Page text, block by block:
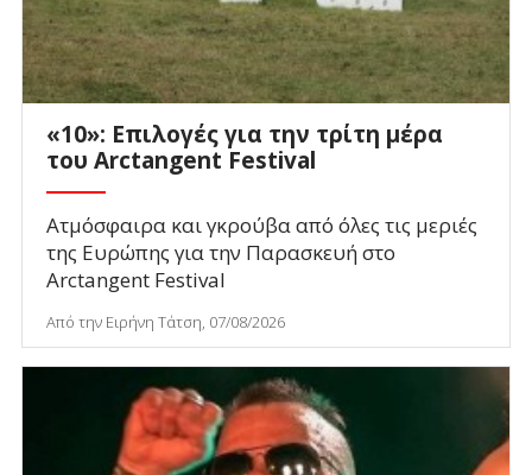
«10»: Επιλογές για την τρίτη μέρα
του Arctangent Festival
Ατμόσφαιρα και γκρούβα από όλες τις μεριές
της Ευρώπης για την Παρασκευή στο
Arctangent Festival
Από την Ειρήνη Τάτση, 07/08/2026